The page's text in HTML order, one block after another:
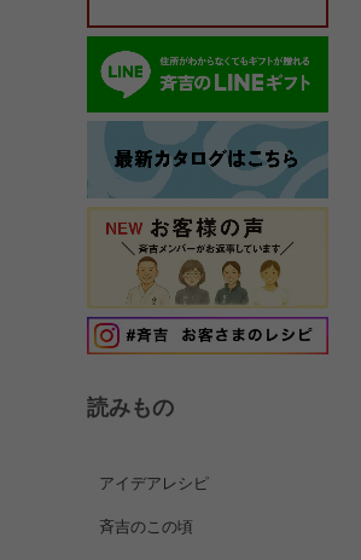
読みもの
アイデアレシピ
斉吉のこの頃